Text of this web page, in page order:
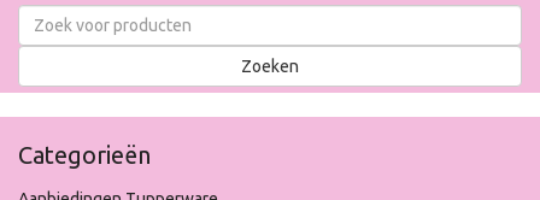
Categorieën